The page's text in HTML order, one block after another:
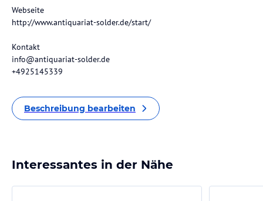
Webseite
http://www.antiquariat-solder.de/start/
Kontakt
info@antiquariat-solder.de
+4925145339
Beschreibung bearbeiten
Interessantes in der Nähe